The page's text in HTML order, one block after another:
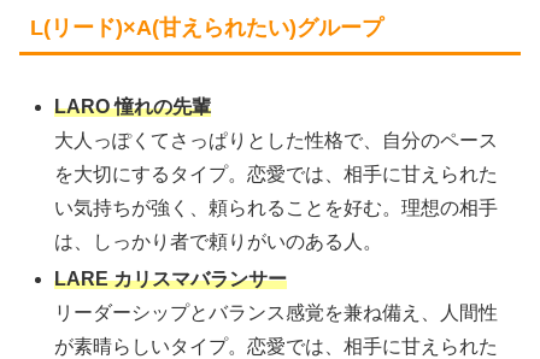
L(リード)×A(甘えられたい)グループ
LARO 憧れの先輩
大人っぽくてさっぱりとした性格で、自分のペース
を大切にするタイプ。恋愛では、相手に甘えられた
い気持ちが強く、頼られることを好む。理想の相手
は、しっかり者で頼りがいのある人。
LARE カリスマバランサー
リーダーシップとバランス感覚を兼ね備え、人間性
が素晴らしいタイプ。恋愛では、相手に甘えられた